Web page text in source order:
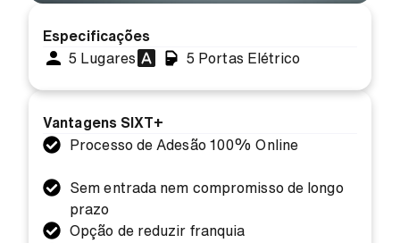
Especificações
5 Lugares
5 Portas Elétrico
Vantagens SIXT+
Processo de Adesão 100% Online
Sem entrada nem compromisso de longo
prazo
Opção de reduzir franquia